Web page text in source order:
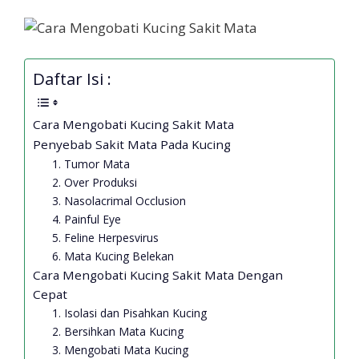
Daftar Isi :
Cara Mengobati Kucing Sakit Mata
Penyebab Sakit Mata Pada Kucing
1. Tumor Mata
2. Over Produksi
3. Nasolacrimal Occlusion
4. Painful Eye
5. Feline Herpesvirus
6. Mata Kucing Belekan
Cara Mengobati Kucing Sakit Mata Dengan
Cepat
1. Isolasi dan Pisahkan Kucing
2. Bersihkan Mata Kucing
3. Mengobati Mata Kucing